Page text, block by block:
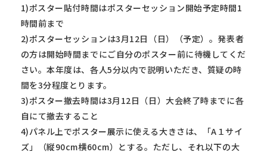
1)ポスター貼付時間はポスターセッション開始予定時間1
時間前まで
2)ポスターセッションは3月12日（日）（予定）。発表者
の方は開始時間までにご自分のポスター前に待機してくだ
さい。本年度は、各人5分以内で説明いただき、質疑の時
間を3分程度とります。
3)ポスター撤去時間は3月12日（日）大会終了時までに各
自にて撤去すること
4)パネル上でポスター展示に使える大きさは、「A１サイ
ズ」（縦90cm横60cm）とする。ただし、それ以下の大